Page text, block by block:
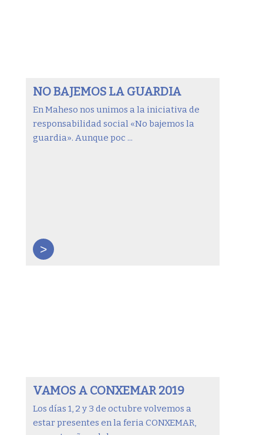
NO BAJEMOS LA GUARDIA
En Maheso nos unimos a la iniciativa de
responsabilidad social «No bajemos la
guardia». Aunque poc ...
>
VAMOS A CONXEMAR 2019
Los días 1, 2 y 3 de octubre volvemos a
estar presentes en la feria CONXEMAR,